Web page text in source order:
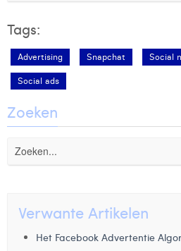
Tags:
Advertising Snapchat Social
Social ads
Zoeken
Verwante Artikelen
Het Facebook Advertentie